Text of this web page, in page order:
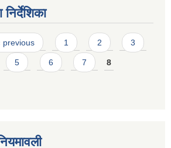
previous 1 2 3
5 6 7 8